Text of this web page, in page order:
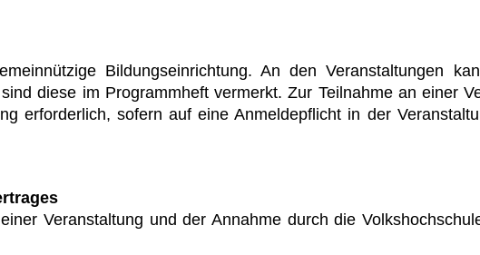
Bildungseinrichtung. An den Veranstaltungen
diese im Programmheft vermerkt. Zur Teilnahme an einer
erforderlich, sofern auf eine Anmeldepflicht in der
Veranstaltung und der Annahme durch die